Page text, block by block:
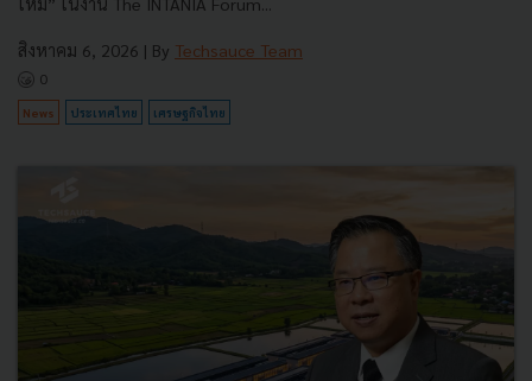
สิงหาคม 6, 2026 | By Techsauce Team
0
News ประเทศไทย เศรษฐกิจไทย